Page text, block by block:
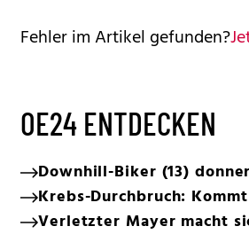
Fehler im Artikel gefunden?
OE24 ENTDECKEN
Downhill-Biker (13)
Krebs-Durchbruch:
Verletzter Mayer macht